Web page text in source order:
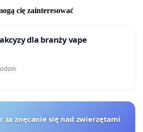
cię zainteresować
dla branży vape
za znęcanie się nad zwierzętami